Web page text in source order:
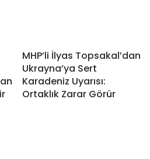
MHP’li İlyas Topsakal’dan
Ukrayna’ya Sert
Karadeniz Uyarısı:
Ortaklık Zarar Görür